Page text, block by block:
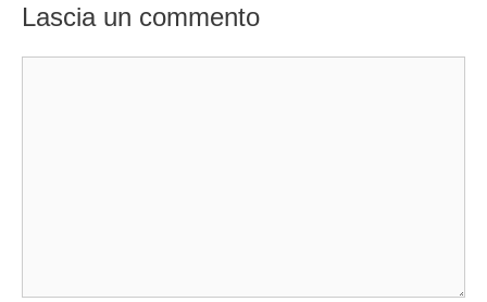
Lascia un commento